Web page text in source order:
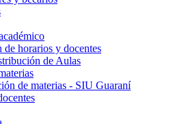
horarios y docentes
de Aulas
de materias - SIU Guaraní